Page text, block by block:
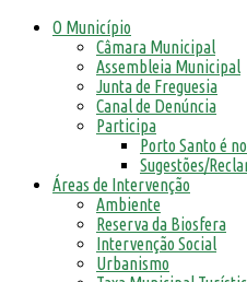
O Município
Câmara Municipal
Assembleia Municipal
Junta de Freguesia
Canal de Denúncia
Participa
Porto Santo é
Sugestões/
Áreas de Intervenção
Ambiente
Reserva da Biosfera
Intervenção Social
Urbanismo